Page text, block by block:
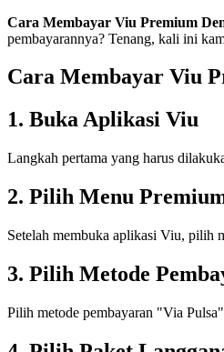
Cara Membayar Viu Premium
pembayarannya? Tenang, kali ini
Cara Membayar Viu
1. Buka Aplikasi Viu
Langkah pertama yang harus
2. Pilih Menu
Setelah membuka aplikasi Viu, pilih
3. Pilih Metode
Pilih metode pembayaran "Via